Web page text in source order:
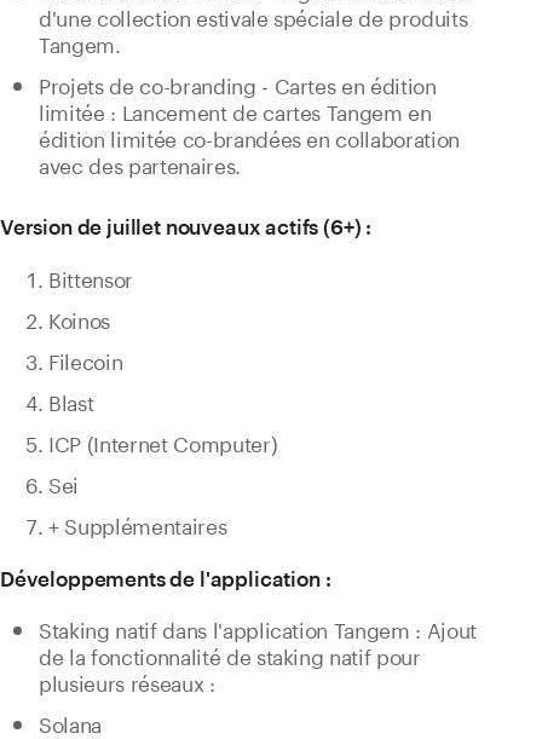
d'une collection estivale spéciale de produits
Tangem.
Projets de co-branding - Cartes en édition
limitée : Lancement de cartes Tangem en
édition limitée co-brandées en collaboration
avec des partenaires.
Version de juillet nouveaux actifs (6+) :
Bittensor
Koinos
Filecoin
Blast
ICP (Internet Computer)
Sei
+ Supplémentaires
Développements de l'application :
Staking natif dans l'application Tangem : Ajout
de la fonctionnalité de staking natif pour
plusieurs réseaux :
Solana